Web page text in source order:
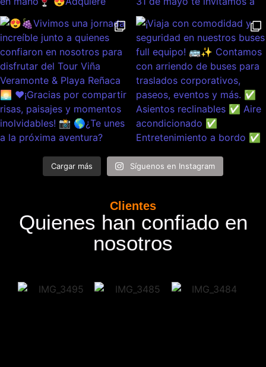
Cargar más Síguenos en Instagram
Clientes
Quienes han confiado en
nosotros